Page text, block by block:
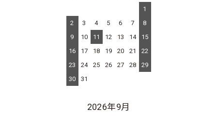
1
2
3 4 5 6 7
8
9
10 11 12 13 14
15
16
17 18 19 20 21
22
23
24 25 26 27 28
29
30
31
2026年9月